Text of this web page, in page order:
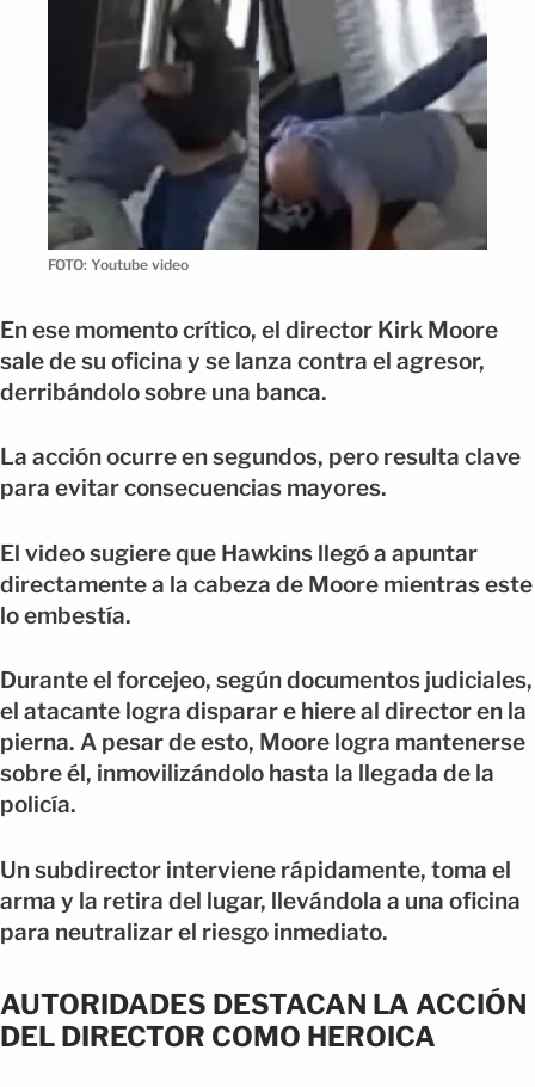
FOTO: Youtube video
En ese momento crítico, el director Kirk Moore
sale de su oficina y se lanza contra el agresor,
derribándolo sobre una banca.
La acción ocurre en segundos, pero resulta clave
para evitar consecuencias mayores.
El video sugiere que Hawkins llegó a apuntar
directamente a la cabeza de Moore mientras este
lo embestía.
Durante el forcejeo, según documentos judiciales,
el atacante logra disparar e hiere al director en la
pierna. A pesar de esto, Moore logra mantenerse
sobre él, inmovilizándolo hasta la llegada de la
policía.
Un subdirector interviene rápidamente, toma el
arma y la retira del lugar, llevándola a una oficina
para neutralizar el riesgo inmediato.
AUTORIDADES DESTACAN LA ACCIÓN
DEL DIRECTOR COMO HEROICA